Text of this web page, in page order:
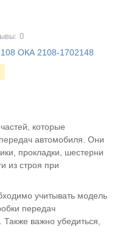
0
ОКА 2108-1702148
которые
автомобиля. Они
прокладки, шестерни
из строя при
учитывать модель
передач
Также важно убедиться,